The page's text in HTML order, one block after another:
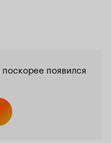
появился